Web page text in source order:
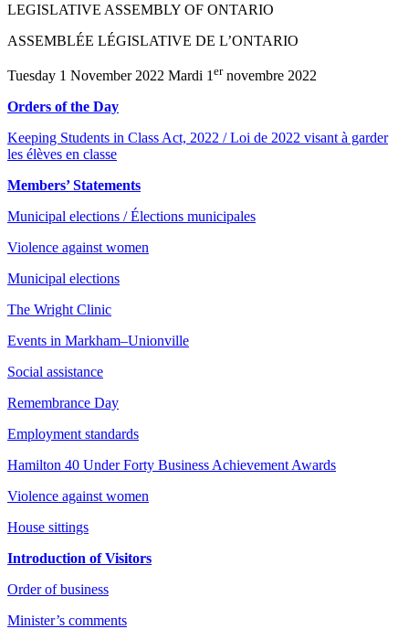
LEGISLATIVE ASSEMBLY OF ONTARIO
ASSEMBLÉE LÉGISLATIVE DE L’ONTARIO
Tuesday 1 November 2022 Mardi 1 ernovembre 2022
Orders of the Day
Keeping Students in Class Act, 2022 / Loi de 2022 visant à garder
les élèves en classe
Members’ Statements
Municipal elections / Élections municipales
Violence against women
Municipal elections
The Wright Clinic
Events in Markham–Unionville
Social assistance
Remembrance Day
Employment standards
Hamilton 40 Under Forty Business Achievement Awards
Violence against women
House sittings
Introduction of Visitors
Order of business
Minister’s comments